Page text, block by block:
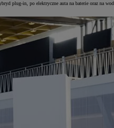
plug-in, po elektryczne auta na baterie oraz na